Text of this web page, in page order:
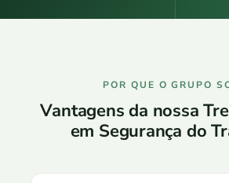
POR QUE O GRUPO
Vantagens da nossa
em Segurança do